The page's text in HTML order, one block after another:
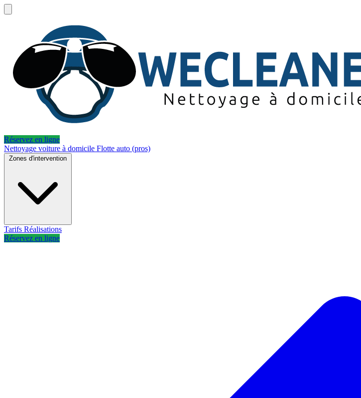
Réservez en ligne
Nettoyage voiture à domicile Flotte auto (pros)
Zones d'intervention
Tarifs Réalisations
Réservez en ligne